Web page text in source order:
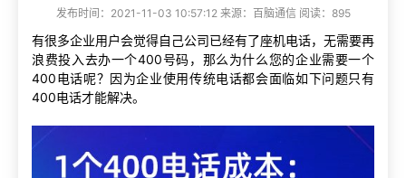
发布时间：2021-11-03 10:57:12 来源：百脑通信 阅读：895
有很多企业用户会觉得自己公司已经有了座机电话，无需要再
浪费投入去办一个400号码，那么为什么您的企业需要一个
400电话呢？因为企业使用传统电话都会面临如下问题只有
400电话才能解决。